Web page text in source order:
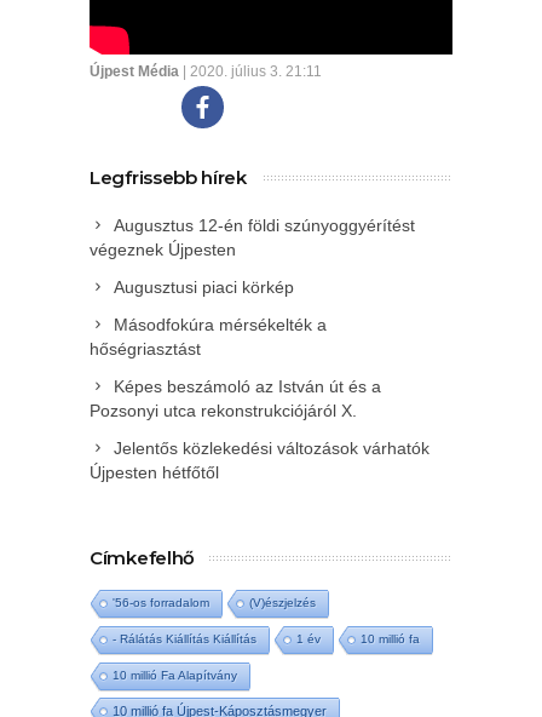
Újpest Média | 2020. július 3. 21:11
Legfrissebb hírek
Augusztus 12-én földi szúnyoggyérítést
végeznek Újpesten
Augusztusi piaci körkép
Másodfokúra mérsékelték a
hőségriasztást
Képes beszámoló az István út és a
Pozsonyi utca rekonstrukciójáról X.
Jelentős közlekedési változások várhatók
Újpesten hétfőtől
Címkefelhő
'56-os forradalom (V)észjelzés
- Rálátás Kiállítás Kiállítás 1 év 10 millió fa
10 millió Fa Alapítvány
10 millió fa Újpest-Káposztásmegyer